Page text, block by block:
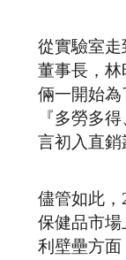
從實驗室
董事長，
倆一開始
『多勞多
言初入直銷
儘管如此，
保健品市
利壁壘方面